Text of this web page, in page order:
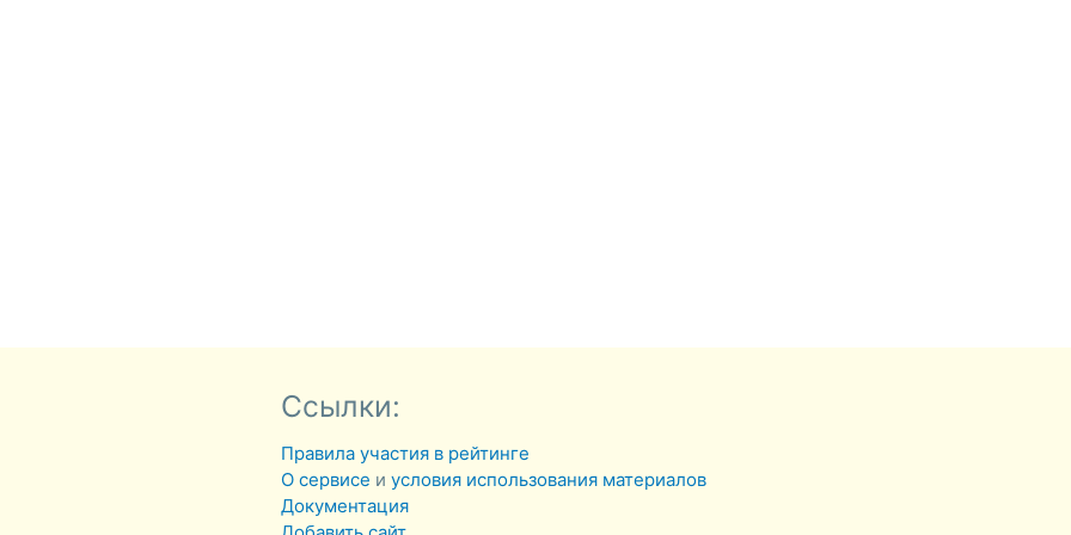
Ссылки:
Правила участия в рейтинге
О сервисе иусловия использования материалов
Документация